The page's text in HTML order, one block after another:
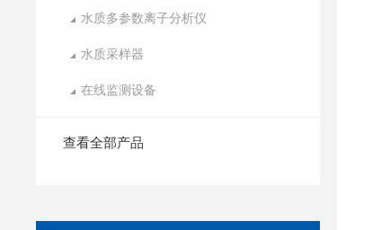
水质多参数离子分析仪
水质采样器
在线监测设备
查看全部产品